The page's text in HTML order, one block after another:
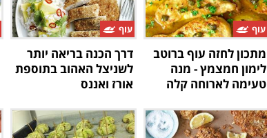
עוף
מתכון לחזה עוף ברוטב
לימון חמצמץ - מנה
טעימה לארוחה קלה
עוף
דרך הכנה בריאה יותר
לשניצל האהוב בתוספת
אורז ואננס